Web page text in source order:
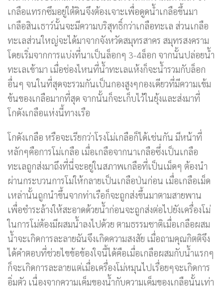
เกลือแทรกซึมอยู่ใต้ดินจึงต้องเจาะเพื่อดูดน้ำเกลือขึ้นมา
เกลือสินเธาว์นั้นจะมีความบริสุทธิ์กว่าเกลือทะเล ส่วนเกลือ
ทะเลส่วนใหญ่จะได้มาจากจังหวัดสมุทรสาคร สมุทรสงคราม
โดยเริ่มจากการแบ่งที่นาเป็นล็อกๆ 3-4ล็อก จากนั้นปล่อยน้ำ
ทะเลเข้ามา เมื่อช่องไหนที่น้ำทะเลแห้งก็จะน้ำรวมกับล็อก
อื่นๆ จนในที่สุดจะรวมกันเป็นกองสูงๆกองเดียวที่มีความเข้ม
ข้นของเกลือมากที่สุด จากนั้นก็จะเก็บไว้ในยุ้งและส่งมาที่
โกดังเกลือแห่งนี้ทางเรือ
โกดังเกลือ หรือจะเรียกว่าโรงโม่เกลือก็ได้เช่นกัน มีหน้าที่
หลักๆคือการโม่เกลือ เมื่อเกลือจากนาเกลือซึ่งเป็นเกลือ
ทะเลถูกส่งมาถึงที่นี่จะอยู่ในสภาพเกลือที่เป็นเม็ดๆ ต้องนำ
ผ่านกระบวนการโม่ให้กลายเป็นเกลือป่นก่อน เมื่อเกลือเม็ด
เหล่านั้นถูกนำขึ้นจากท่าเรือก็จะถูกส่งขึ้นมาตามสายพาน
เพื่อชำระล้างให้สะอาดด้วยน้ำก่อนจะถูกส่งต่อไปยังเครื่องโม่
ในการโม่ต้องมีผสมน้ำลงไปด้วย ตามธรรมชาติเมื่อเกลือผสม
น้ำจะเกิดการละลายฉันจึงเกิดความสงสัย เมื่อถามคุณกิตติจึง
ได้คำตอบที่ช่วยไขข้อข้องใจนี้ได้คือเมื่อเกลือผสมกับน้ำแรกๆ
ก็จะเกิดการละลายแต่เมื่อเครื่องโม่หมุนไปเรื่อยๆจะเกิดการ
อิ่มตัว เนื่องจากความเค็มของน้ำกับความเค็มของเกลือนั้นเท่า